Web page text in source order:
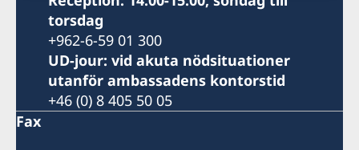
torsdag
+962-6-59 01 300
UD-jour: vid akuta nödsituationer
utanför ambassadens kontorstid
+46 (0) 8 405 50 05
Fax